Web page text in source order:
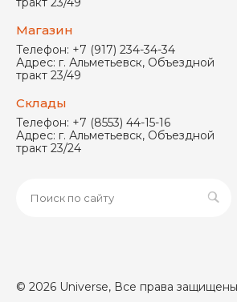
Магазин
Телефон: +7 (917) 234-34-34
Адрес: г. Альметьевск, Объездной
тракт 23/49
Склады
Телефон: +7 (8553) 44-15-16
Адрес: г. Альметьевск, Объездной
тракт 23/24
© 2026 Universe, Все права защищены